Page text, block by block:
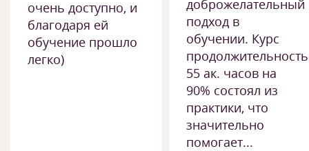
очень доступно, и
благодаря ей
обучение прошло
легко)
доброжелательный
подход в
обучении. Курс
55 ак. часов на
90% состоял из
практики, что
значительно
помогает...